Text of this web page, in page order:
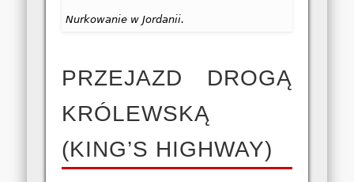
Nurkowanie w Jordanii.
PRZEJAZD DROGĄ
KRÓLEWSKĄ
(KING’S HIGHWAY)